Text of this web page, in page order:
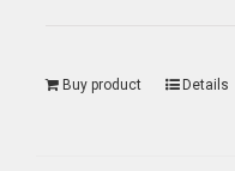
Buy product Details